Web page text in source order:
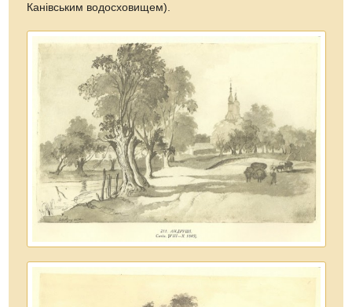
Канівським водосховищем).